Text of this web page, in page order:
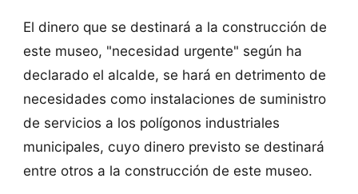
El dinero que se destinará a la construcción de
este museo, "necesidad urgente" según ha
declarado el alcalde, se hará en detrimento de
necesidades como instalaciones de suministro
de servicios a los polígonos industriales
municipales, cuyo dinero previsto se destinará
entre otros a la construcción de este museo.